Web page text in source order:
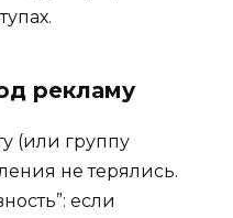
рекламу
(или группу
не терялись.
если